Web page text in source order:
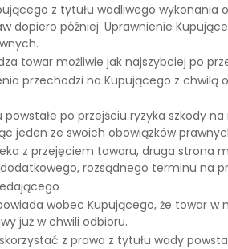
z tytułu wadliwego
dopiero później. Uprawnienie
towar możliwie jak najszybciej po
przechodzi na Kupującego z
powstałe po przejściu ryzyka szkody
jeden ze swoich obowiązków
z przejęciem towaru, druga strona
rozsądnego terminu na
wobec Kupującego, że towar
już w chwili odbioru.
z prawa z tytułu wady